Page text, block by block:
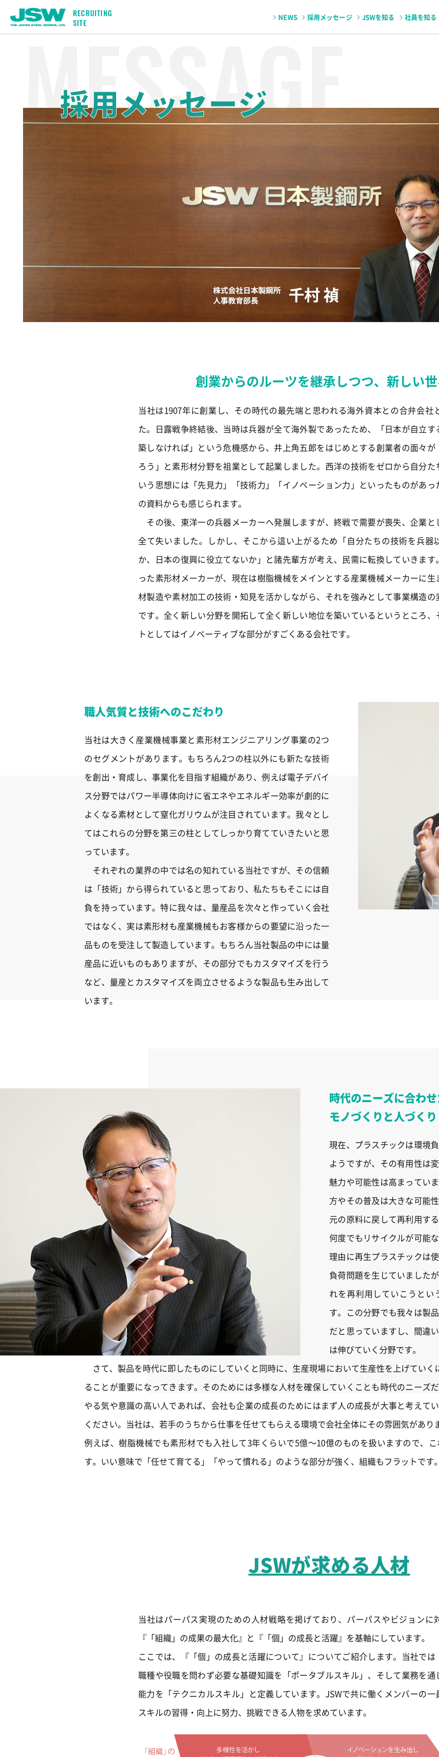
RECRUITING
SITE
NEWS 採用メッセージ JSWを知る 社員を知る
MESSAGE
採用メッセージ
創業からのルーツを継承しつつ、新しい
当社は1907年に創業し、その時代の最先端と思われる海外資本との合弁会社
た。日露戦争終結後、当時は兵器が全て海外製であったため、「日本が自立
築しなければ」という危機感から、井上角五郎をはじめとする創業者の面々
ろう」と素形材分野を祖業として起業しました。西洋の技術をゼロから自分
いう思想には「先見力」「技術力」「イノベーション力」といったものがあ
の資料からも感じられます。
その後、東洋一の兵器メーカーへ発展しますが、終戦で需要が喪失、企業と
全て失いました。しかし、そこから這い上がるため「自分たちの技術を兵器
か、日本の復興に役立てないか」と諸先輩方が考え、民需に転換していきま
った素形材メーカーが、現在は樹脂機械をメインとする産業機械メーカーに
材製造や素材加工の技術・知見を活かしながら、それを強みとして事業構造
です。全く新しい分野を開拓して全く新しい地位を築いているというところ
トとしてはイノベーティブな部分がすごくある会社です。
職人気質と技術へのこだわり
当社は大きく産業機械事業と素形材エンジニアリング事業の2つ
のセグメントがあります。もちろん2つの柱以外にも新たな技術
を創出・育成し、事業化を目指す組織があり、例えば電子デバイ
ス分野ではパワー半導体向けに省エネやエネルギー効率が劇的に
よくなる素材として窒化ガリウムが注目されています。我々とし
てはこれらの分野を第三の柱としてしっかり育てていきたいと思
っています。
それぞれの業界の中では名の知れている当社ですが、その信頼
は「技術」から得られていると思っており、私たちもそこには自
負を持っています。特に我々は、量産品を次々と作っていく会社
ではなく、実は素形材も産業機械もお客様からの要望に沿った一
品ものを受注して製造しています。もちろん当社製品の中には量
産品に近いものもありますが、その部分でもカスタマイズを行う
など、量産とカスタマイズを両立させるような製品も生み出して
います。
時代のニーズに合わ
モノづくりと人づくり
現在、プラスチックは環境
ようですが、その有用性は
魅力や可能性は高まってい
方やその普及は大きな可能
元の原料に戻して再利用す
何度でもリサイクルが可能
理由に再生プラスチックは
負荷問題を生じていました
れを再利用していこうと
す。この分野でも我々は製
だと思っていますし、間違
は伸びていく分野です。
さて、製品を時代に即したものにしていくと同時に、生産現場において生産性を上げていく
ることが重要になってきます。そのためには多様な人材を確保していくことも時代のニーズ
やる気や意識の高い人であれば、会社も企業の成長のためにはまず人の成長が大事と考えて
ください。当社は、若手のうちから仕事を任せてもらえる環境で会社全体にその雰囲気があり
例えば、樹脂機械でも素形材でも入社して3年くらいで5億～10億のものを扱いますので、
す。いい意味で「任せて育てる」「やって慣れる」のような部分が強く、組織もフラットです
JSWが求める人材
当社はパーパス実現のための人材戦略を掲げており、パーパスやビジョンに
『「組織」の成果の最大化』と『「個」の成長と活躍』を基軸にしています。
ここでは、『「個」の成長と活躍について』についてご紹介します。当社で
職種や役職を問わず必要な基礎知識を「ポータブルスキル」、そして業務を
能力を「テクニカルスキル」と定義しています。JSWで共に働くメンバーの
スキルの習得・向上に努力、挑戦できる人物を求めています。